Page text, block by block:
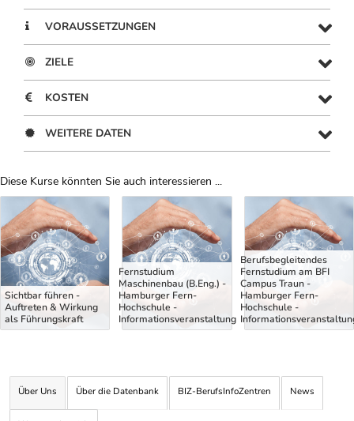
VORAUSSETZUNGEN
ZIELE
KOSTEN
WEITERE DATEN
Diese Kurse könnten Sie auch interessieren ...
Uber Weiterbildungsvorschläge
Sichtbar führen -
Auftreten & Wirkung
als Führungskraft
Fernstudium
Maschinenbau (B.Eng.) -
Hamburger Fern-
Hochschule -
Informationsveranstaltung
Berufsbegleitendes
Fernstudium am BFI
Campus Traun -
Hamburger Fern-
Hochschule -
Über Uns Über die Datenbank BIZ-BerufsInfoZentren News